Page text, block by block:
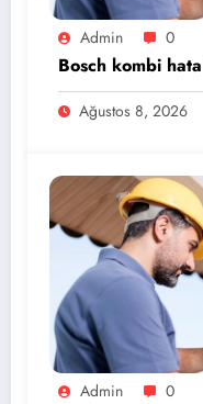
Admin 0
Bosch kombi
Ağustos 8, 2026
Admin 0